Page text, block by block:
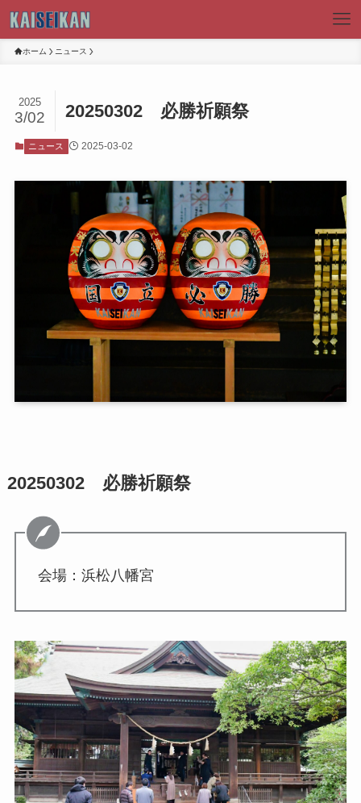
ホーム ニュース
20250302 必勝祈願祭
2025
3/02
ニュース 2025-03-02
20250302 必勝祈願祭
会場：浜松八幡宮